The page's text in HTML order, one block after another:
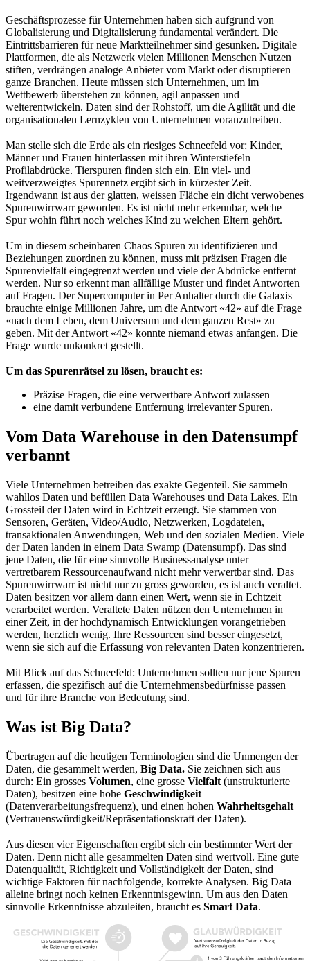
Geschäftsprozesse für Unternehmen haben sich aufgrund von
Globalisierung und Digitalisierung fundamental verändert. Die
Eintrittsbarrieren für neue Marktteilnehmer sind gesunken. Digitale
Plattformen, die als Netzwerk vielen Millionen Menschen Nutzen
stiften, verdrängen analoge Anbieter vom Markt oder disruptieren
ganze Branchen. Heute müssen sich Unternehmen, um im
Wettbewerb überstehen zu können, agil anpassen und
weiterentwickeln. Daten sind der Rohstoff, um die Agilität und die
organisationalen Lernzyklen von Unternehmen voranzutreiben.
Man stelle sich die Erde als ein riesiges Schneefeld vor: Kinder,
Männer und Frauen hinterlassen mit ihren Winterstiefeln
Profilabdrücke. Tierspuren finden sich ein. Ein viel- und
weitverzweigtes Spurennetz ergibt sich in kürzester Zeit.
Irgendwann ist aus der glatten, weissen Fläche ein dicht verwobenes
Spurenwirrwarr geworden. Es ist nicht mehr erkennbar, welche
Spur wohin führt noch welches Kind zu welchen Eltern gehört.
Um in diesem scheinbaren Chaos Spuren zu identifizieren und
Beziehungen zuordnen zu können, muss mit präzisen Fragen die
Spurenvielfalt eingegrenzt werden und viele der Abdrücke entfernt
werden. Nur so erkennt man allfällige Muster und findet Antworten
auf Fragen. Der Supercomputer in Per Anhalter durch die Galaxis
brauchte einige Millionen Jahre, um die Antwort «42» auf die Frage
«nach dem Leben, dem Universum und dem ganzen Rest» zu
geben. Mit der Antwort «42» konnte niemand etwas anfangen. Die
Frage wurde unkonkret gestellt.
Um das Spurenrätsel zu lösen, braucht es:
Präzise Fragen, die eine verwertbare Antwort zulassen
eine damit verbundene Entfernung irrelevanter Spuren.
Vom Data Warehouse in den Datensumpf
verbannt
Viele Unternehmen betreiben das exakte Gegenteil. Sie sammeln
wahllos Daten und befüllen Data Warehouses und Data Lakes. Ein
Grossteil der Daten wird in Echtzeit erzeugt. Sie stammen von
Sensoren, Geräten, Video/Audio, Netzwerken, Logdateien,
transaktionalen Anwendungen, Web und den sozialen Medien. Viele
der Daten landen in einem Data Swamp (Datensumpf). Das sind
jene Daten, die für eine sinnvolle Businessanalyse unter
vertretbarem Ressourcenaufwand nicht mehr verwertbar sind. Das
Spurenwirrwarr ist nicht nur zu gross geworden, es ist auch veraltet.
Daten besitzen vor allem dann einen Wert, wenn sie in Echtzeit
verarbeitet werden. Veraltete Daten nützen den Unternehmen in
einer Zeit, in der hochdynamisch Entwicklungen vorangetrieben
werden, herzlich wenig. Ihre Ressourcen sind besser eingesetzt,
wenn sie sich auf die Erfassung von relevanten Daten konzentrieren.
Mit Blick auf das Schneefeld: Unternehmen sollten nur jene Spuren
erfassen, die spezifisch auf die Unternehmensbedürfnisse passen
und für ihre Branche von Bedeutung sind.
Was ist Big Data?
Übertragen auf die heutigen Terminologien sind die Unmengen der
Daten, die gesammelt werden, Big Data. Sie zeichnen sich aus
durch: Ein grosses Volumen, eine grosse Vielfalt (unstrukturierte
Daten), besitzen eine hohe Geschwindigkeit
(Datenverarbeitungsfrequenz), und einen hohen Wahrheitsgehalt
(Vertrauenswürdigkeit/Repräsentationskraft der Daten).
Aus diesen vier Eigenschaften ergibt sich ein bestimmter Wert der
Daten. Denn nicht alle gesammelten Daten sind wertvoll. Eine gute
Datenqualität, Richtigkeit und Vollständigkeit der Daten, sind
wichtige Faktoren für nachfolgende, korrekte Analysen. Big Data
alleine bringt noch keinen Erkenntnisgewinn. Um aus den Daten
sinnvolle Erkenntnisse abzuleiten, braucht es Smart Data.